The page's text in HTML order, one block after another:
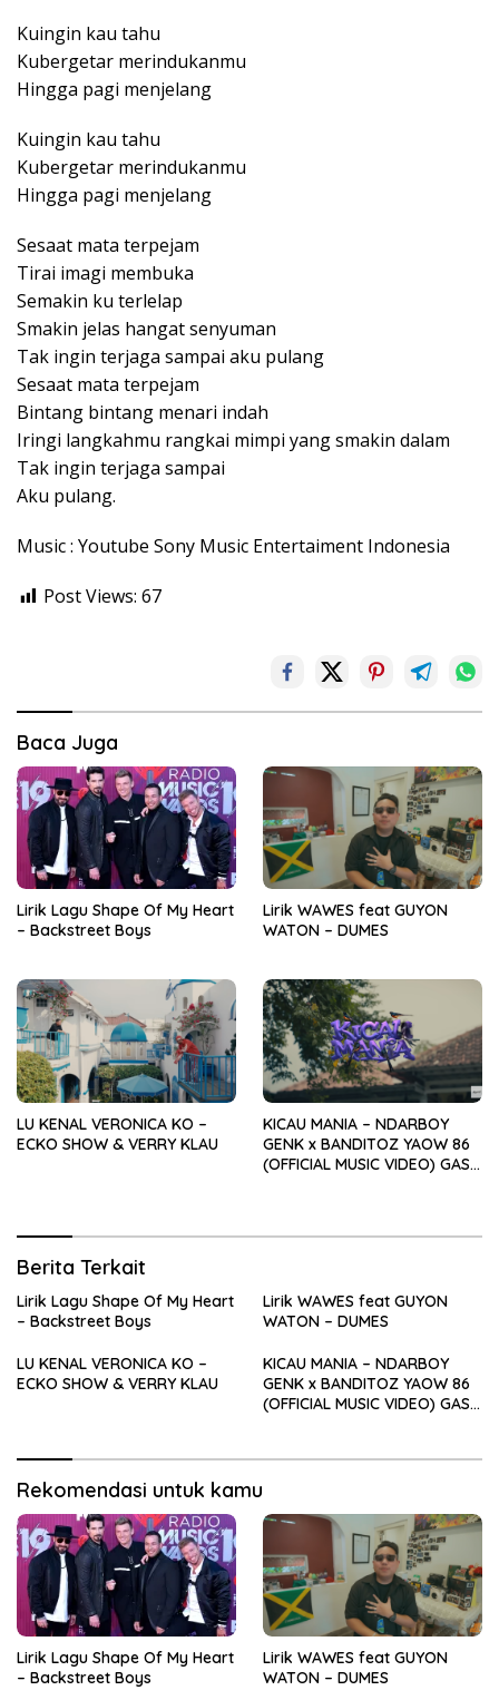
Kuingin kau tahu
Kubergetar merindukanmu
Hingga pagi menjelang
Kuingin kau tahu
Kubergetar merindukanmu
Hingga pagi menjelang
Sesaat mata terpejam
Tirai imagi membuka
Semakin ku terlelap
Smakin jelas hangat senyuman
Tak ingin terjaga sampai aku pulang
Sesaat mata terpejam
Bintang bintang menari indah
Iringi langkahmu rangkai mimpi yang smakin dalam
Tak ingin terjaga sampai
Aku pulang.
Music : Youtube Sony Music Entertaiment Indonesia
Post Views: 67
Baca Juga
Lirik Lagu Shape Of My Heart
– Backstreet Boys
Lirik WAWES feat GUYON
WATON – DUMES
LU KENAL VERONICA KO –
ECKO SHOW & VERRY KLAU
KICAU MANIA – NDARBOY
GENK x BANDITOZ YAOW 86
(OFFICIAL MUSIC VIDEO) GAS
Berita Terkait
Lirik Lagu Shape Of My Heart
– Backstreet Boys
Lirik WAWES feat GUYON
WATON – DUMES
LU KENAL VERONICA KO –
ECKO SHOW & VERRY KLAU
KICAU MANIA – NDARBOY
GENK x BANDITOZ YAOW 86
(OFFICIAL MUSIC VIDEO) GAS
Rekomendasi untuk kamu
Lirik Lagu Shape Of My Heart
– Backstreet Boys
Lirik WAWES feat GUYON
WATON – DUMES